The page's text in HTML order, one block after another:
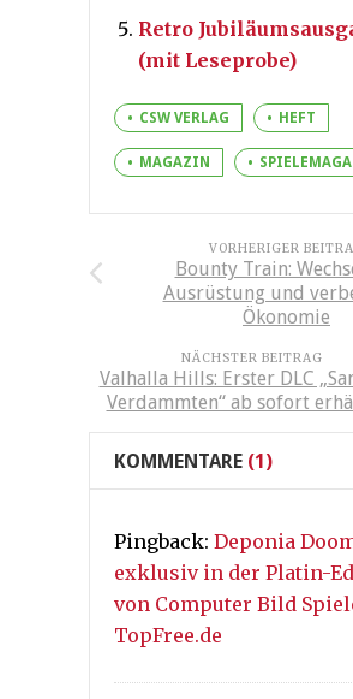
Retro
(mit Leseprobe)
CSW VERLAG HEFT
MAGAZIN
VORHERIGER
Bounty Train:
Ausrüstung und
Ökonomie
NÄCHSTER BEITRAG
Valhalla Hills: Erster DLC
Verdammten“ ab sofort
KOMMENTARE (1)
Pingback: Deponia
exklusiv in der Platin-
von Computer Bild
TopFree.de